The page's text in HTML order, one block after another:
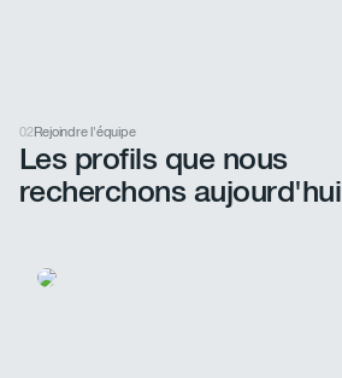
02Rejoindre l'équipe
Les profils que nous
recherchons aujourd'hui